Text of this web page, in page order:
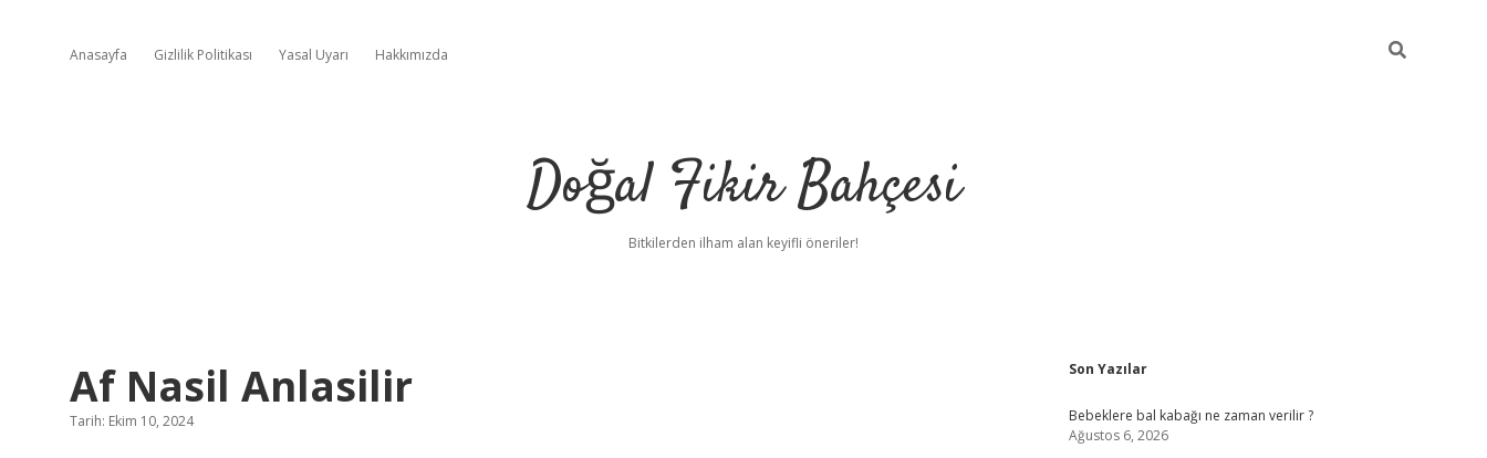
Anasayfa Gizlilik Politikası Yasal Uyarı Hakkımızda
Doğal Fikir Bahçesi
Bitkilerden ilham alan keyifli öneriler!
Af Nasil Anlasilir
Tarih: Ekim 10, 2024
Sidebar
Son Yazılar
Bebeklere bal kabağı ne zaman verilir ?
Ağustos 6, 2026